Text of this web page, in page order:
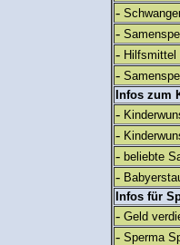
-
-
- Hilfsmittel
-
Infos zum
-
-
- beliebte
-
Infos für
- Geld
- Sperma